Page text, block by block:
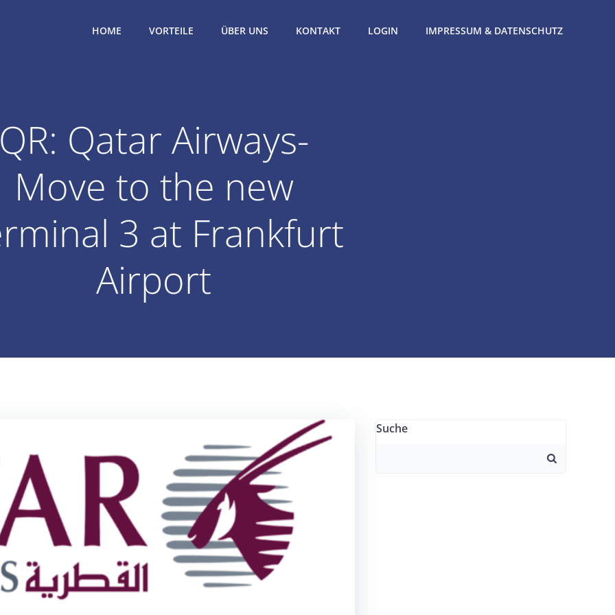
HOME VORTEILE ÜBER UNS KONTAKT LOGIN IMPRESSUM & DATENSCHUTZ
QR: Qatar Airways-
Move to the new
3 at Frankfurt
Airport
Suche